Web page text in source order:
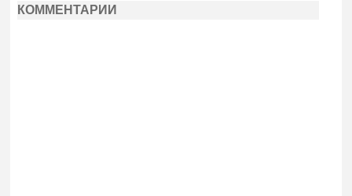
КОММЕНТАРИИ